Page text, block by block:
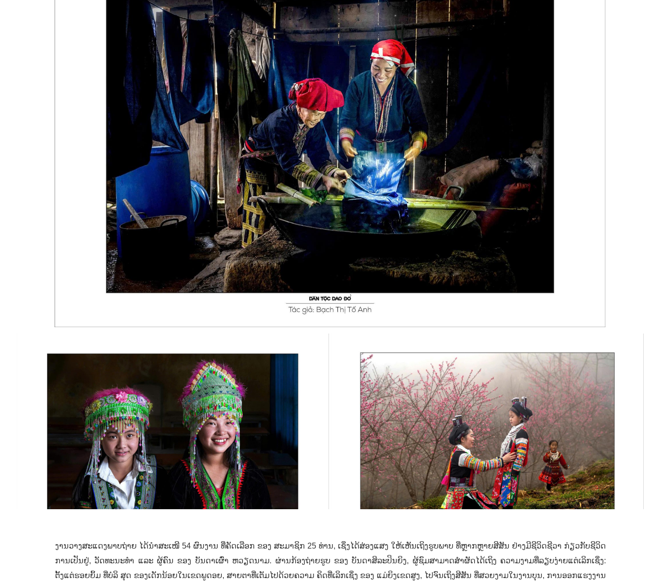
ງານວາງສະແດງພາບຖ່າຍ ໄດ້ນໍາສະເໜີ 54 ຜົນງານ ທີ່ຄັດເລືອກ ຂອງ ສະມາຊິກ 25 ທ່ານ, ເຊິ່ງໄດ້ສ່ອງແສງ ໃຫ້ເຫັນເຖິງຮູບພາບ ທີ່ຫຼາກຫຼາຍສີສັນ ຢ່າງມີຊີວິດຊີວາ ກ່ຽວກັບຊີວິດ
ການເປັນຢູ່, ວັດທະນະທໍາ ແລະ ຜູ້ຄົນ ຂອງ ບັນດາເຜົ່າ ຫວຽດນາມ. ຜ່ານກ້ອງຖ່າຍຮູບ ຂອງ ບັນດາສິລະປິນຍິງ, ຜູ້ຊົມສາມາດສຳຜັດໄດ້ເຖິງ ຄວາມງາມທີ່ລຽບງ່າຍແຕ່ເລິກເຊິ່ງ:
ຕັ້ງແຕ່ຮອຍຍິ້ມ ທີ່ບໍລິ ສຸດ ຂອງເດັກນ້ອຍໃນເຂດພູດອຍ, ສາຍຕາທີ່ເຕັມໄປດ້ວຍຄວາມ ຄິດທ່ີເລິກເຊິ່ງ ຂອງ ແມ່ຍິງເຂດສູງ, ໄປຈົນເຖິງສີສັນ ທີ່ສວຍງາມໃນງານບຸນ, ການອອກແຮງງານ